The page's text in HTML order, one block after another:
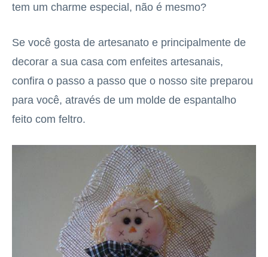
tem um charme especial, não é mesmo?
Se você gosta de artesanato e principalmente de
decorar a sua casa com enfeites artesanais,
confira o passo a passo que o nosso site preparou
para você, através de um molde de espantalho
feito com feltro.